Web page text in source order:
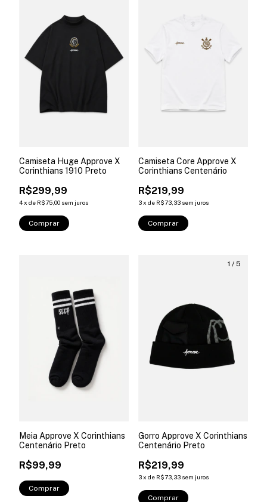
Camiseta Huge Approve X
Corinthians 1910 Preto
R$299,99
4x de R$75,00 sem juros
Comprar
Camiseta Core Approve X
Corinthians Centenário
R$219,99
3x de R$73,33 sem juros
Comprar
Meia Approve X Corinthians
Centenário Preto
R$99,99
Comprar
1 / 5
Gorro Approve X Corinthians
Centenário Preto
R$219,99
3x de R$73,33 sem juros
Comprar